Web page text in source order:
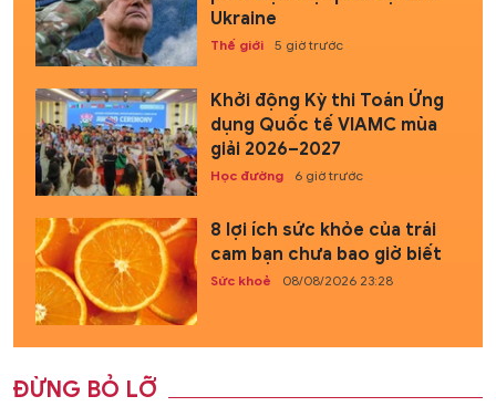
Ukraine
Thế giới 5 giờ trước
Khởi động Kỳ thi Toán Ứng
dụng Quốc tế VIAMC mùa
giải 2026–2027
Học đường 6 giờ trước
8 lợi ích sức khỏe của trái
cam bạn chưa bao giờ biết
Sức khoẻ 08/08/2026 23:28
ĐỪNG BỎ LỠ